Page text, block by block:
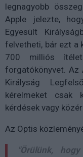
legnagyobb
Apple jelezte,
Egyesült
felvetheti, bár ezt a
700 milliós
forgatókönyvet. Az
Királyság
kérelmeket csak
kérdések vagy
Az Optis
"Örülünk,